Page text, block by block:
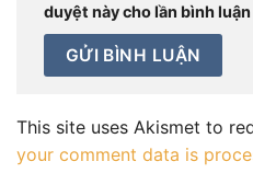
duyệt này cho lần bình
This site uses Akismet to
your comment data is